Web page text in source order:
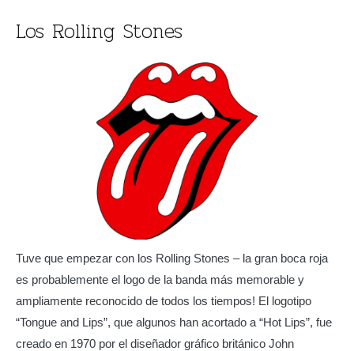
Los Rolling Stones
Tuve que empezar con los Rolling Stones – la gran boca roja
es probablemente el logo de la banda más memorable y
ampliamente reconocido de todos los tiempos! El logotipo
“Tongue and Lips”, que algunos han acortado a “Hot Lips”, fue
creado en 1970 por el diseñador gráfico británico John